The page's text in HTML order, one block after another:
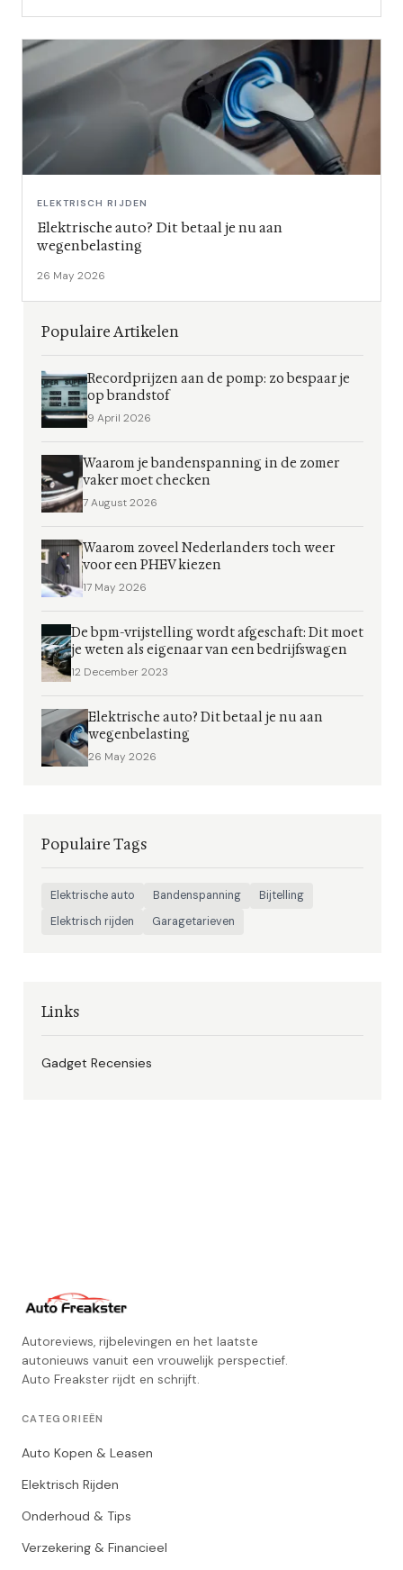
ELEKTRISCH RIJDEN
Elektrische auto? Dit betaal je nu aan
wegenbelasting
26 May 2026
Populaire Artikelen
Recordprijzen aan de pomp: zo bespaar je
op brandstof
9 April 2026
Waarom je bandenspanning in de zomer
vaker moet checken
7 August 2026
Waarom zoveel Nederlanders toch weer
voor een PHEV kiezen
17 May 2026
De bpm-vrijstelling wordt afgeschaft: Dit moet
je weten als eigenaar van een bedrijfswagen
12 December 2023
Elektrische auto? Dit betaal je nu aan
wegenbelasting
26 May 2026
Populaire Tags
Elektrische auto Bandenspanning
Bijtelling
Elektrisch rijden
Garagetarieven
Links
Gadget Recensies
Autoreviews, rijbelevingen en het laatste
autonieuws vanuit een vrouwelijk perspectief.
Auto Freakster rijdt en schrijft.
CATEGORIEËN
Auto Kopen & Leasen
Elektrisch Rijden
Onderhoud & Tips
Verzekering & Financieel